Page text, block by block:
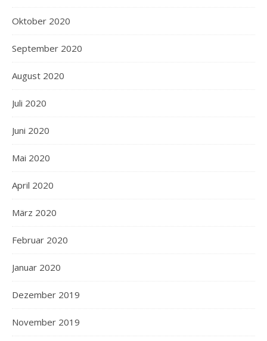
Oktober 2020
September 2020
August 2020
Juli 2020
Juni 2020
Mai 2020
April 2020
März 2020
Februar 2020
Januar 2020
Dezember 2019
November 2019